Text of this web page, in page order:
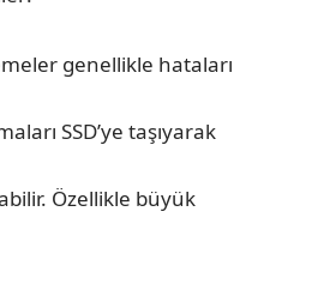
genellikle hataları
SSD’ye taşıyarak
Özellikle büyük